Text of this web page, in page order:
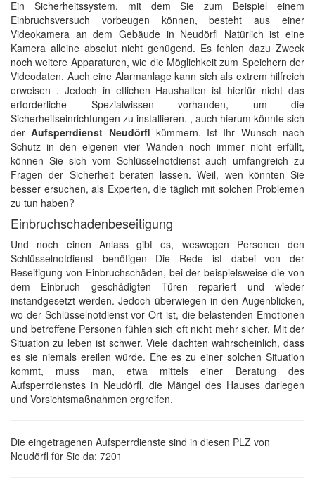
Ein Sicherheitssystem, mit dem Sie zum Beispiel einem
Einbruchsversuch vorbeugen können, besteht aus einer
Videokamera an dem Gebäude in Neudörfl Natürlich ist eine
Kamera alleine absolut nicht genügend. Es fehlen dazu Zweck
noch weitere Apparaturen, wie die Möglichkeit zum Speichern der
Videodaten. Auch eine Alarmanlage kann sich als extrem hilfreich
erweisen . Jedoch in etlichen Haushalten ist hierfür nicht das
erforderliche Spezialwissen vorhanden, um die
Sicherheitseinrichtungen zu installieren. , auch hierum könnte sich
derAufsperrdienst Neudörfl kümmern. Ist Ihr Wunsch nach
Schutz in den eigenen vier Wänden noch immer nicht erfüllt,
können Sie sich vom Schlüsselnotdienst auch umfangreich zu
Fragen der Sicherheit beraten lassen. Weil, wen könnten Sie
besser ersuchen, als Experten, die täglich mit solchen Problemen
zu tun haben?
Einbruchschadenbeseitigung
Und noch einen Anlass gibt es, weswegen Personen den
Schlüsselnotdienst benötigen Die Rede ist dabei von der
Beseitigung von Einbruchschäden, bei der beispielsweise die von
dem Einbruch geschädigten Türen repariert und wieder
instandgesetzt werden. Jedoch überwiegen in den Augenblicken,
wo der Schlüsselnotdienst vor Ort ist, die belastenden Emotionen
und betroffene Personen fühlen sich oft nicht mehr sicher. Mit der
Situation zu leben ist schwer. Viele dachten wahrscheinlich, dass
es sie niemals ereilen würde. Ehe es zu einer solchen Situation
kommt, muss man, etwa mittels einer Beratung des
Aufsperrdienstes in Neudörfl, die Mängel des Hauses darlegen
und Vorsichtsmaßnahmen ergreifen.
Die eingetragenen Aufsperrdienste sind in diesen PLZ von
Neudörfl für Sie da: 7201